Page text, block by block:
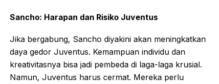
Sancho: Harapan dan Risiko Juventus
Jika bergabung, Sancho diyakini akan meningkatkan
daya gedor Juventus. Kemampuan individu dan
kreativitasnya bisa jadi pembeda di laga-laga krusial.
Namun, Juventus harus cermat. Mereka perlu